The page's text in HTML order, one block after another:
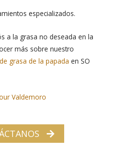
especializados.
a la grasa no deseada en la
más sobre nuestro
grasa de la papada en SO
Valdemoro